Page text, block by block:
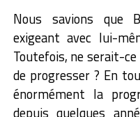
Nous savions que
exigeant avec lui-
Toutefois, ne serait-
de progresser ? En
énormément la
depuis quelques